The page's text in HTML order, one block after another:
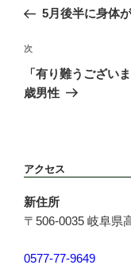
ナ
ゲ
ー
シ
の
稿
5月後半に身体
次
の
投
次
「有り難うござい
歳男性
アクセス
新住所
〒506-0035 岐阜県
0577-77-9649